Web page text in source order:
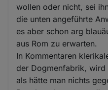
wollen oder nicht, sei
die unten angeführte
es aber schon arg
aus Rom zu erwarten.
In Kommentaren
der Dogmenfabrik,
als hätte man nichts